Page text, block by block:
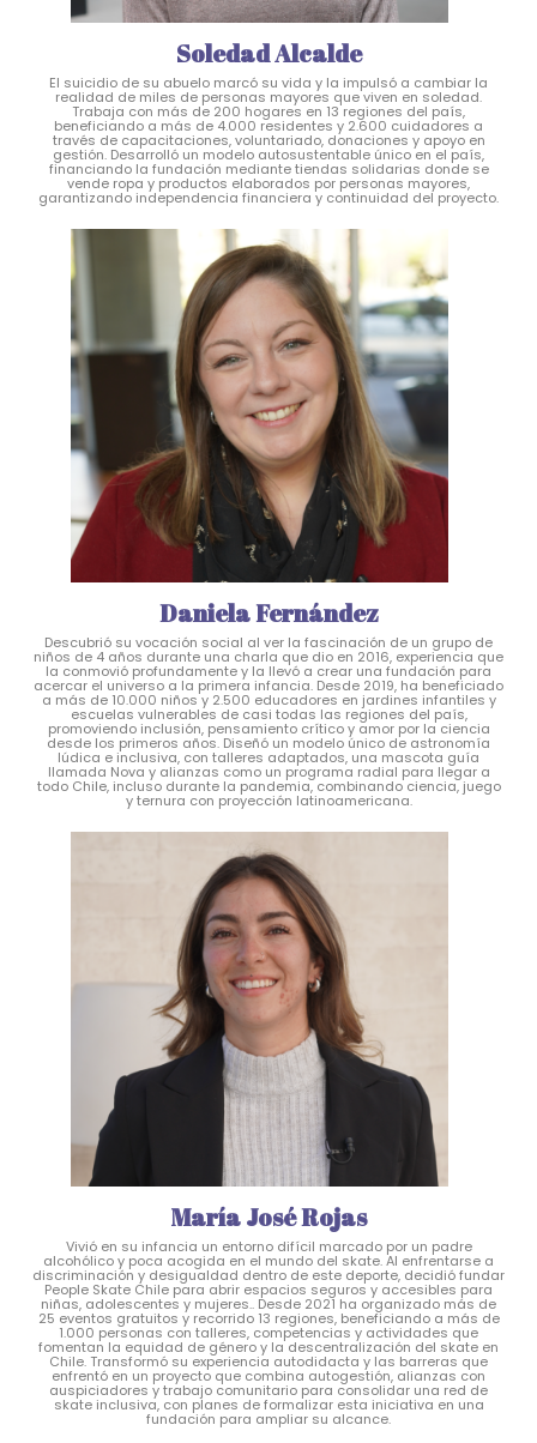
Soledad Alcalde
El suicidio de su abuelo marcó su vida y la impulsó a cambiar la
realidad de miles de personas mayores que viven en soledad.
Trabaja con más de 200 hogares en 13 regiones del país,
beneficiando a más de 4.000 residentes y 2.600 cuidadores a
través de capacitaciones, voluntariado, donaciones y apoyo en
gestión. Desarrolló un modelo autosustentable único en el país,
financiando la fundación mediante tiendas solidarias donde se
vende ropa y productos elaborados por personas mayores,
garantizando independencia financiera y continuidad del proyecto.
Daniela Fernández
Descubrió su vocación social al ver la fascinación de un grupo de
niños de 4 años durante una charla que dio en 2016, experiencia que
la conmovió profundamente y la llevó a crear una fundación para
acercar el universo a la primera infancia. Desde 2019, ha beneficiado
a más de 10.000 niños y 2.500 educadores en jardines infantiles y
escuelas vulnerables de casi todas las regiones del país,
promoviendo inclusión, pensamiento crítico y amor por la ciencia
desde los primeros años. Diseñó un modelo único de astronomía
lúdica e inclusiva, con talleres adaptados, una mascota guía
llamada Nova y alianzas como un programa radial para llegar a
todo Chile, incluso durante la pandemia, combinando ciencia, juego
y ternura con proyección latinoamericana.
María José Rojas
Vivió en su infancia un entorno difícil marcado por un padre
alcohólico y poca acogida en el mundo del skate. Al enfrentarse a
discriminación y desigualdad dentro de este deporte, decidió fundar
People Skate Chile para abrir espacios seguros y accesibles para
niñas, adolescentes y mujeres.. Desde 2021 ha organizado más de
25 eventos gratuitos y recorrido 13 regiones, beneficiando a más de
1.000 personas con talleres, competencias y actividades que
fomentan la equidad de género y la descentralización del skate en
Chile. Transformó su experiencia autodidacta y las barreras que
enfrentó en un proyecto que combina autogestión, alianzas con
auspiciadores y trabajo comunitario para consolidar una red de
skate inclusiva, con planes de formalizar esta iniciativa en una
fundación para ampliar su alcance.